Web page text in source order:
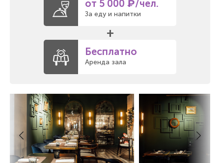
от 5 000 ₽/чел.
За еду и напитки
+
Бесплатно
Аренда зала